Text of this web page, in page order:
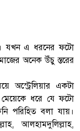
যখন এ ধরনের ফটো
অনেক উঁচু স্তরের
অস্ট্রেলিয়ার একটা
মেয়েকে ধরে যে ফটো
পরিহিত বলা যায়।
আলহামদুলিল্লাহ,